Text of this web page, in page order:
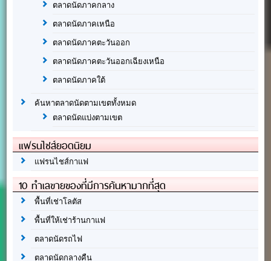
ตลาดนัดภาคกลาง
ตลาดนัดภาคเหนือ
ตลาดนัดภาคตะวันออก
ตลาดนัดภาคตะวันออกเฉียงเหนือ
ตลาดนัดภาคใต้
ค้นหาตลาดนัดตามเขตทั้งหมด
ตลาดนัดแบ่งตามเขต
แฟรนไชส์ยอดนิยม
แฟรนไชส์กาแฟ
10 ทำเลขายของที่มีการค้นหามากที่สุด
พื้นที่เช่าโลตัส
พื้นที่ให้เช่าร้านกาแฟ
ตลาดนัดรถไฟ
ตลาดนัดกลางคืน